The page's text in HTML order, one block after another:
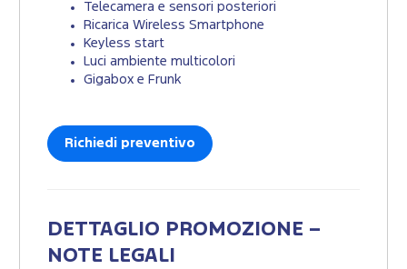
Telecamera e sensori posteriori
Ricarica Wireless Smartphone
Keyless start
Luci ambiente multicolori
Gigabox e Frunk
Richiedi preventivo
DETTAGLIO PROMOZIONE –
NOTE LEGALI